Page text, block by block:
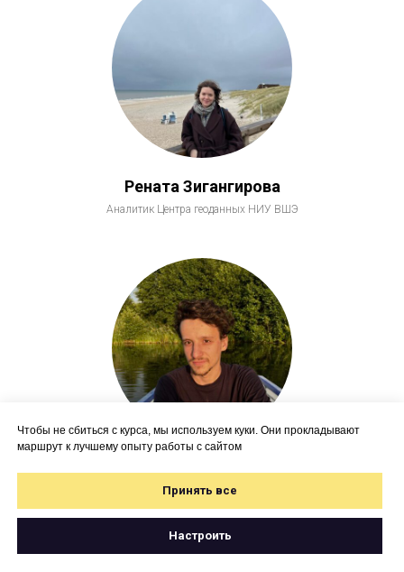
Рената Зигангирова
Аналитик Центра геоданных НИУ ВШЭ
ML-разработчик в команде геоаналитики
Самоката
Чтобы не сбиться с курса, мы используем куки. Они прокладывают
маршрут к лучшему опыту работы с сайтом
Принять все
Настроить